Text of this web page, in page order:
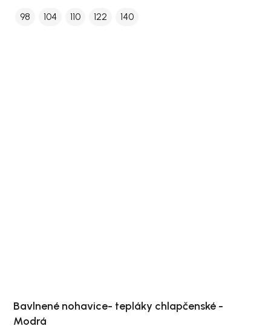
98 104 110 122 140
Bavlnené nohavice- tepláky chlapčenské -
Modrá